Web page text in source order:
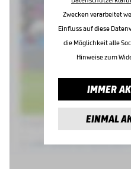
Zwecken verarbeitet
Einfluss auf diese
die Möglichkeit alle
Hinweise zum
IMMER
EINMAL